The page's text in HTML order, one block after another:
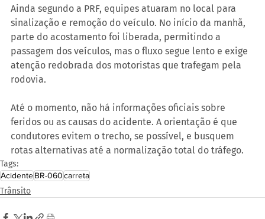
Ainda segundo a PRF, equipes atuaram no local para
sinalização e remoção do veículo. No início da manhã,
parte do acostamento foi liberada, permitindo a
passagem dos veículos, mas o fluxo segue lento e exige
atenção redobrada dos motoristas que trafegam pela
rodovia.
Até o momento, não há informações oficiais sobre
feridos ou as causas do acidente. A orientação é que
condutores evitem o trecho, se possível, e busquem
rotas alternativas até a normalização total do tráfego.
Tags:
AcidenteBR-060carreta
Trânsito